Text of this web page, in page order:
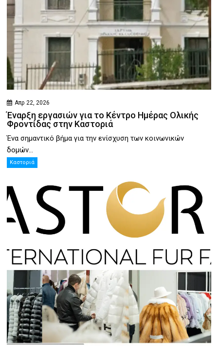
Απρ 22, 2026
Έναρξη εργασιών για το Κέντρο Ημέρας Ολικής
Φροντίδας στην Καστοριά
Ένα σημαντικό βήμα για την ενίσχυση των κοινωνικών
δομών...
Καστοριά